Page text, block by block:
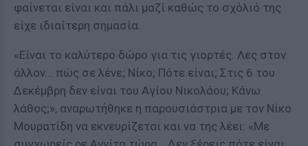
φαίνεται είναι και πάλι μαζί καθώς το σχόλιό της
είχε ιδιαίτερη σημασία.
«Είναι το καλύτερο δώρο για τις γιορτές. Λες στον
άλλον… πώς σε λένε; Νίκο; Πότε είναι; Στις 6 του
Δεκέμβρη δεν είναι του Αγίου Νικολάου; Κάνω
λάθος;», αναρωτήθηκε η παρουσιάστρια με τον Νίκο
Μουρατίδη να εκνευρίζεται και να της λέει: «Με